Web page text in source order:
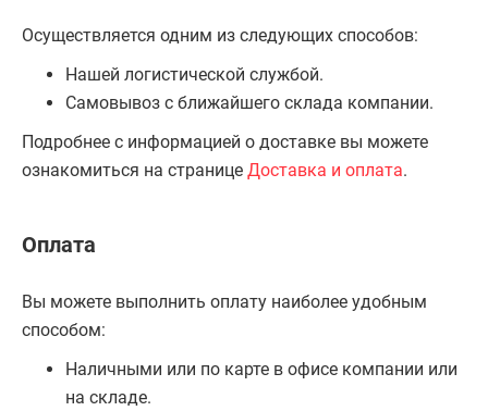
Осуществляется одним из следующих способов:
Нашей логистической службой.
Самовывоз с ближайшего склада компании.
Подробнее с информацией о доставке вы можете
ознакомиться на странице Доставка и оплата.
Оплата
Вы можете выполнить оплату наиболее удобным
способом:
Наличными или по карте в офисе компании или
на складе.